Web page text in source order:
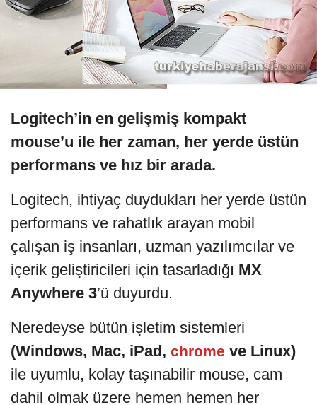
Logitech’in en gelişmiş kompakt
mouse’u ile her zaman, her yerde üstün
performans ve hız bir arada.
Logitech, ihtiyaç duydukları her yerde üstün
performans ve rahatlık arayan mobil
çalışan iş insanları, uzman yazılımcılar ve
içerik geliştiricileri için tasarladığı MX
Anywhere 3’ü duyurdu.
Neredeyse bütün işletim sistemleri
(Windows, Mac, iPad, chrome ve Linux)
ile uyumlu, kolay taşınabilir mouse, cam
dahil olmak üzere hemen hemen her